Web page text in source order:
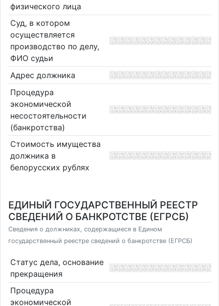
физического лица
Суд, в котором
осуществляется
производство по делу,
ФИО судьи
Адрес должника
Процедура
экономической
несостоятельности
(банкротства)
Стоимость имущества
должника в
белорусских рублях
ЕДИНЫЙ ГОСУДАРСТВЕННЫЙ РЕЕСТР
СВЕДЕНИЙ О БАНКРОТСТВЕ (ЕГРСБ)
Сведения о должниках, содержащиеся в Едином
государственный реестре сведений о банкротстве (ЕГРСБ)
Статус дела, основание
прекращения
Процедура
экономической